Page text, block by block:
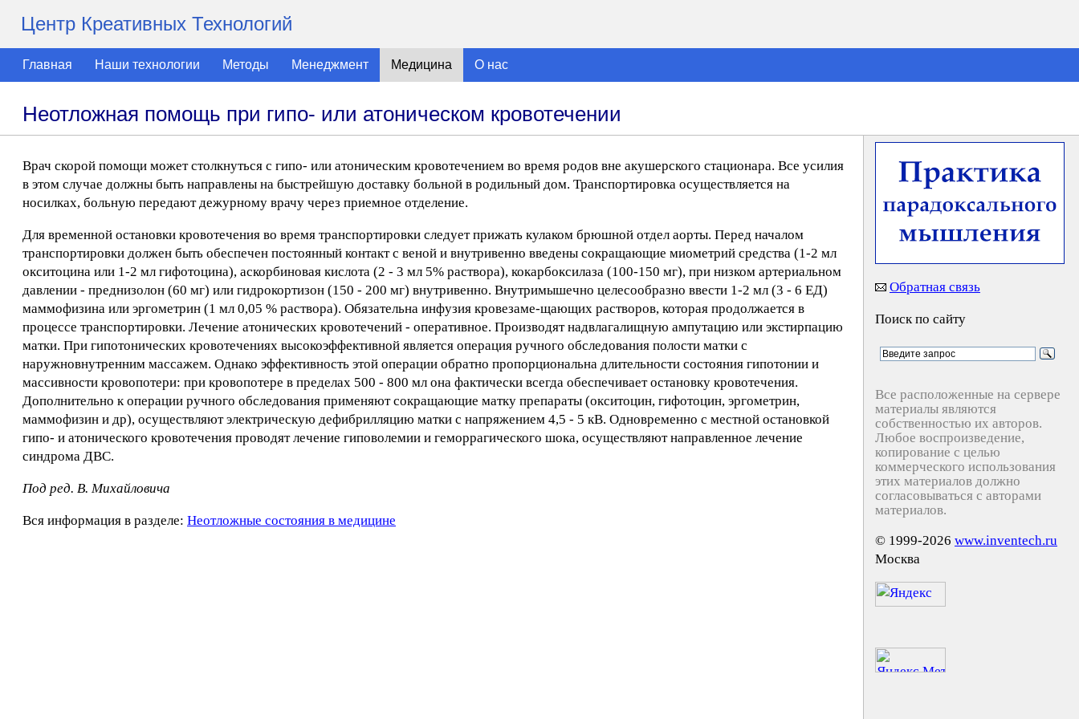
Центр Креативных Технологий
Главная Наши технологии Методы Менеджмент Медицина О нас
Неотложная помощь при гипо- или атоническом кровотечении
Врач скорой помощи может столкнуться с гипо- или атоническим кровотечением во время родов вне акушерского стационара. Все усилия
в этом случае должны быть направлены на быстрейшую доставку больной в родильный дом. Транспортировка осуществляется на
носилках, больную передают дежурному врачу через приемное отделение.
Для временной остановки кровотечения во время транспортировки следует прижать кулаком брюшной отдел аорты. Перед началом
транспортировки должен быть обеспечен постоянный контакт с веной и внутривенно введены сокращающие миометрий средства (1-2 мл
окситоцина или 1-2 мл гифотоцина), аскорбиновая кислота (2 - 3 мл 5% раствора), кокарбоксилаза (100-150 мг), при низком артериальном
давлении - преднизолон (60 мг) или гидрокортизон (150 - 200 мг) внутривенно. Внутримышечно целесообразно ввести 1-2 мл (3 - 6 ЕД)
маммофизина или эргометрин (1 мл 0,05 % раствора). Обязательна инфузия кровезаме-щающих растворов, которая продолжается в
процессе транспортировки. Лечение атонических кровотечений - оперативное. Производят надвлагалищную ампутацию или экстирпацию
матки. При гипотонических кровотечениях высокоэффективной является операция ручного обследования полости матки с
наружновнутренним массажем. Однако эффективность этой операции обратно пропорциональна длительности состояния гипотонии и
массивности кровопотери: при кровопотере в пределах 500 - 800 мл она фактически всегда обеспечивает остановку кровотечения.
Дополнительно к операции ручного обследования применяют сокращающие матку препараты (окситоцин, гифотоцин, эргометрин,
маммофизин и др), осуществляют электрическую дефибрилляцию матки с напряжением 4,5 - 5 кВ. Одновременно с местной остановкой
гипо- и атонического кровотечения проводят лечение гиповолемии и геморрагического шока, осуществляют направленное лечение
синдрома ДВС.
Под ред. В. Михайловича
Вся информация в разделе: Неотложные состояния в медицине
Обратная связь
Поиск по сайту
Все расположенные на сервере
материалы являются
собственностью их авторов.
Любое воспроизведение,
копирование с целью
коммерческого использования
этих материалов должно
согласовываться с авторами
материалов.
© 1999-2026 www.inventech.ru
Москва